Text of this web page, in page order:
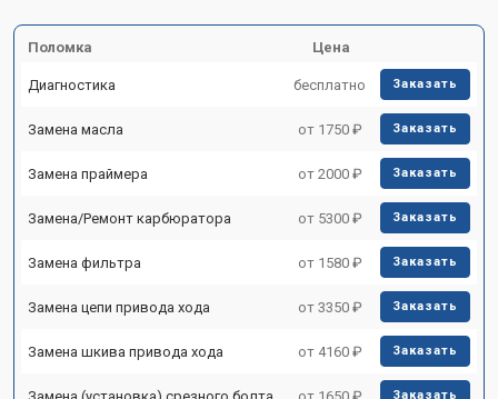
Поломка Цена
Диагностика бесплатно Заказать
Замена масла от 1750 ₽ Заказать
Замена праймера от 2000 ₽ Заказать
Замена/Pемонт карбюратора от 5300 ₽ Заказать
Замена фильтра от 1580 ₽ Заказать
Замена цепи привода хода от 3350 ₽ Заказать
Замена шкива привода хода от 4160 ₽ Заказать
Замена (установка) срезного болта от 1650 ₽ Заказать